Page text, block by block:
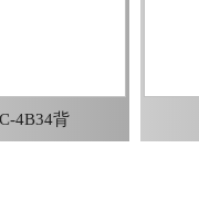
4B34背